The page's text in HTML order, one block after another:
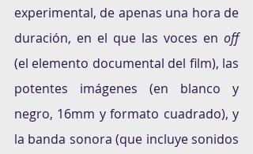
experimental, de apenas una hora de
duración, en el que las voces en off
(el elemento documental del film), las
potentes imágenes (en blanco y
negro, 16mm y formato cuadrado), y
la banda sonora (que incluye sonidos